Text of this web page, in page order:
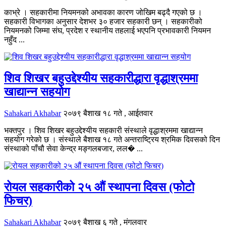
काभ्रे । सहकारीमा नियमनको अभावका कारण जोखिम बढ्दै गएको छ ।
सहकारी विभागका अनुसार देशभर ३० हजार सहकारी छन् । सहकारीको
नियमनको जिम्मा संघ, प्रदेश र स्थानीय तहलाई भएपनि प्रभावकारी नियमन
नहुँद ...
शिव शिखर बहुउद्देश्यीय सहकारीद्धारा वृद्धाश्रममा
खाद्यान्न सहयोग
Sahakari Akhabar २०७९ बैशाख १८ गते , आईतवार
भक्तपुर । शिव शिखर बहुउद्देश्यीय सहकारी संस्थाले वृद्धाश्रममा खाद्यान्न
सहयोग गरेको छ । संस्थाले बैशाख १८ गते अन्तराष्ट्रिय श्रमिक दिवसको दिन
संस्थाको पाँचौ सेवा केन्द्र मङ्गलबजार, लल� ...
रोयल सहकारीको २५ औं स्थापना दिवस (फोटो
फिचर)
Sahakari Akhabar २०७९ बैशाख ६ गते , मंगलवार